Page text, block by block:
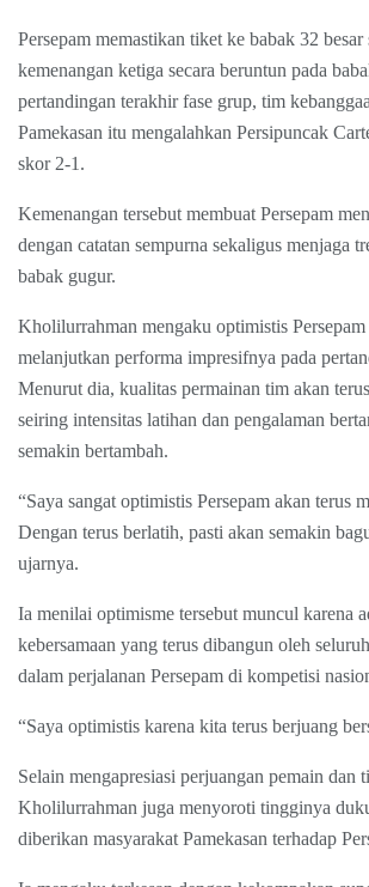
Persepam memastikan tiket ke babak 32 besar
kemenangan ketiga secara beruntun pada
pertandingan terakhir fase grup, tim
Pamekasan itu mengalahkan Persipuncak
skor 2-1.
Kemenangan tersebut membuat Persepam
dengan catatan sempurna sekaligus menjaga
babak gugur.
Kholilurrahman mengaku optimistis Persepam
melanjutkan performa impresifnya pada
Menurut dia, kualitas permainan tim akan
seiring intensitas latihan dan pengalaman
semakin bertambah.
“Saya sangat optimistis Persepam akan terus
Dengan terus berlatih, pasti akan semakin
ujarnya.
Ia menilai optimisme tersebut muncul karena
kebersamaan yang terus dibangun oleh
dalam perjalanan Persepam di kompetisi
“Saya optimistis karena kita terus berjuang
Selain mengapresiasi perjuangan pemain dan
Kholilurrahman juga menyoroti tingginya
diberikan masyarakat Pamekasan terhadap